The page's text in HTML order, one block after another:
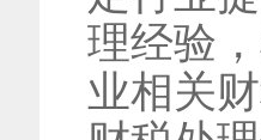
理经验
业相关